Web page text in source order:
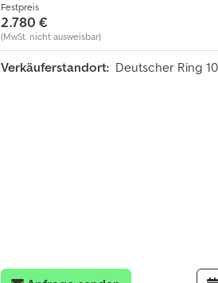
Festpreis
2.780 €
(MwSt. nicht ausweisbar)
Verkäuferstandort: Deutscher Ring